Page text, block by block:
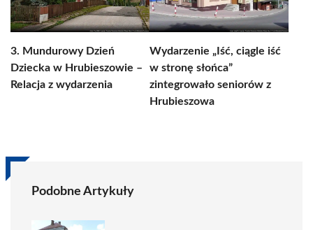
3. Mundurowy Dzień
Dziecka w Hrubieszowie –
Relacja z wydarzenia
Wydarzenie „Iść, ciągle iść
w stronę słońca”
zintegrowało seniorów z
Hrubieszowa
Podobne Artykuły